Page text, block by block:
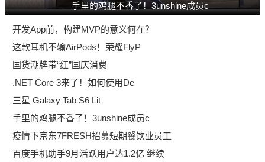
手里的鸡腿不香了！3unshine成员c
开发App前，构建MVP的意义何在？
这款耳机不输AirPods！荣耀FlyP
国货潮牌带“红”国庆消费
.NET Core 3来了！如何使用De
三星 Galaxy Tab S6 Lit
手里的鸡腿不香了！3unshine成员c
疫情下京东7FRESH招募短期餐饮业员工
百度手机助手9月活跃用户达1.2亿 继续